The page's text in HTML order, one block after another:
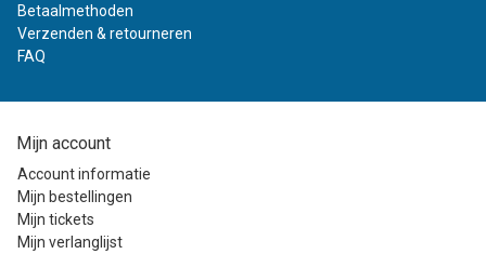
Betaalmethoden
Verzenden & retourneren
FAQ
Mijn account
Account informatie
Mijn bestellingen
Mijn tickets
Mijn verlanglijst